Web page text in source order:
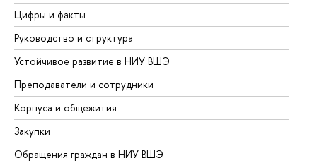
Цифры и факты
Руководство и структура
Устойчивое развитие в НИУ ВШЭ
Преподаватели и сотрудники
Корпуса и общежития
Закупки
Обращения граждан в НИУ ВШЭ